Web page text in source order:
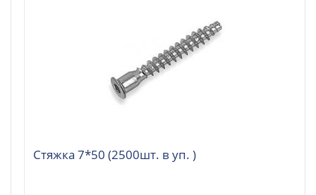
Стяжка 7*50 (2500шт. в уп. )